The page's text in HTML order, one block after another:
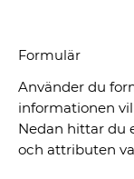
Formulär
Använder du
informationen
Nedan hittar du
och attributen